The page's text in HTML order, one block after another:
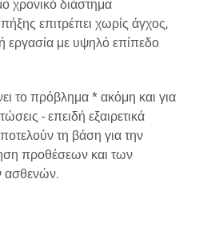
χρονικό διάστημα
επιτρέπει χωρίς άγχος,
εργασία με υψηλό επίπεδο
το πρόβλημα * ακόμη και για
- επειδή εξαιρετικά
τη βάση για την
προθέσεων και των
ασθενών.